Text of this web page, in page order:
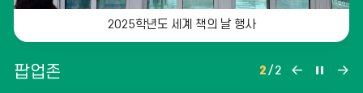
2025학년도 세계 책의 날 행사
팝업존 2 / 2